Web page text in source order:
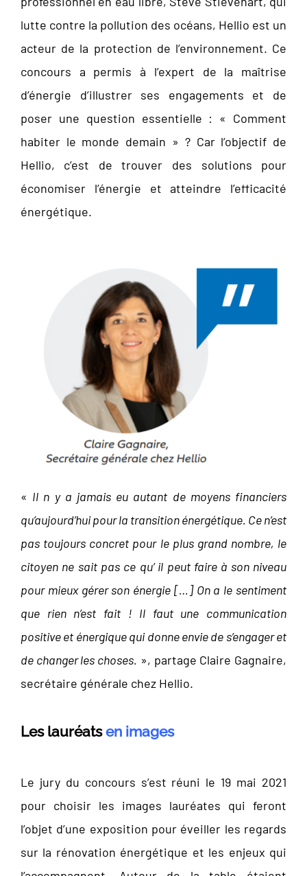
lutte contre la pollution des océans, Hellio est un
acteur de la protection de l’environnement. Ce
concours a permis à l’expert de la maîtrise
d’énergie d’illustrer ses engagements et de
poser une question essentielle : « Comment
habiter le monde demain » ? Car l’objectif de
Hellio, c’est de trouver des solutions pour
économiser l’énergie et atteindre l’efficacité
énergétique.
« Il n y a jamais eu autant de moyens financiers
qu’aujourd’hui pour la transition énergétique. Ce n’est
pas toujours concret pour le plus grand nombre, le
citoyen ne sait pas ce qu’ il peut faire à son niveau
pour mieux gérer son énergie […] On a le sentiment
que rien n’est fait ! Il faut une communication
positive et énergique qui donne envie de s’engager et
de changer les choses. », partage Claire Gagnaire,
secrétaire générale chez Hellio.
Les lauréatsen images
Le jury du concours s’est réuni le 19 mai 2021
pour choisir les images lauréates qui feront
l’objet d’une exposition pour éveiller les regards
sur la rénovation énergétique et les enjeux qui